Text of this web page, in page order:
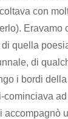
con
Eravamo
quella
di
i bordi
cominciava